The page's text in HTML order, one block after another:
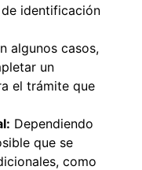
identificación
algunos casos,
un
el trámite que
Dependiendo
que se
como